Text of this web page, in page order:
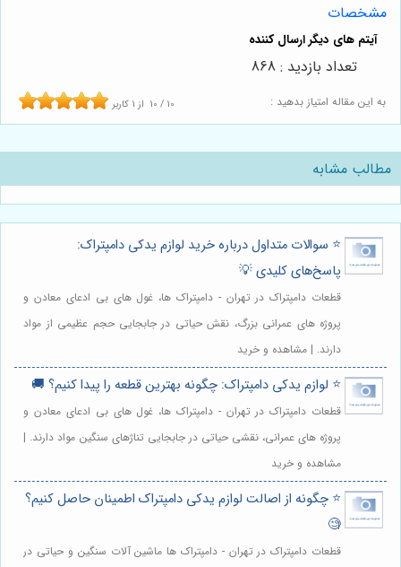
مشخصات
به این مقاله امتیاز بدهید : 10 / 10 از 1 کاربر
تعداد بازدید : 868
مطالب مشابه
⭐️ سوالات متداول درباره خرید لوازم یدکی دامپتراک:
پاسخ‌های کلیدی 💡
قطعات دامپتراک در تهران - دامپتراک ها، غول های بی ادعای معادن و
پروژه های عمرانی بزرگ، نقش حیاتی در جابجایی حجم عظیمی از مواد
دارند. | مشاهده و خرید
⭐️ لوازم یدکی دامپتراک: چگونه بهترین قطعه را پیدا کنیم؟ 🚚
قطعات دامپتراک در تهران - دامپتراک ها، غول های بی ادعای معادن و
پروژه های عمرانی، نقشی حیاتی در جابجایی تناژهای سنگین مواد دارند. |
مشاهده و خرید
⭐️ چگونه از اصالت لوازم یدکی دامپتراک اطمینان حاصل کنیم؟
🧐
قطعات دامپتراک در تهران - دامپتراک ها ماشین آلات سنگین و حیاتی در